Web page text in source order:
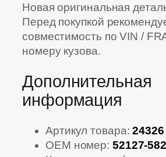
Новая оригинальная
Перед покупкой
совместимость по VIN /
номеру кузова.
Дополнительная
информация
Артикул товара:24326
OEM номер: 52127-